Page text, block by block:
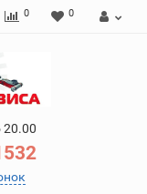
0 0
20.00